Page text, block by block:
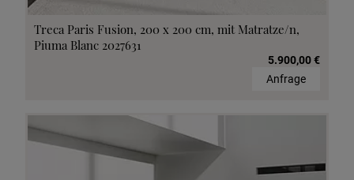
Treca Paris Fusion, 200 x 200 cm, mit Matratze/n,
Piuma Blanc 2027631
5.900,00 €
Anfrage